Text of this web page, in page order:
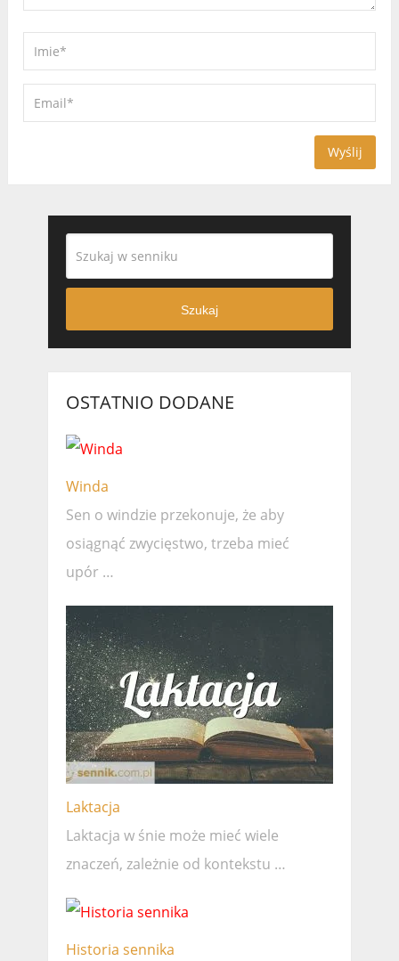
Szukaj
OSTATNIO DODANE
Winda
Sen o windzie przekonuje, że ​​aby
osiągnąć zwycięstwo, trzeba mieć
upór …
Laktacja
Laktacja w śnie może mieć wiele
znaczeń, zależnie od kontekstu …
Historia sennika